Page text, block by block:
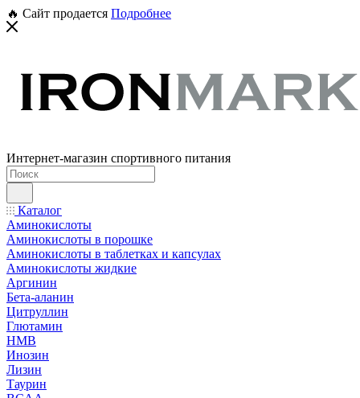
🔥 Сайт продается Подробнее
Интернет-магазин спортивного питания
Каталог
Аминокислоты
Аминокислоты в порошке
Аминокислоты в таблетках и капсулах
Аминокислоты жидкие
Аргинин
Бета-аланин
Цитруллин
Глютамин
HMB
Инозин
Лизин
Таурин